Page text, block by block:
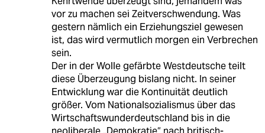
vor zu machen sei Zeitverschwendung. Was
gestern nämlich ein Erziehungsziel gewesen
ist, das wird vermutlich morgen ein Verbrechen
sein.
Der in der Wolle gefärbte Westdeutsche teilt
diese Überzeugung bislang nicht. In seiner
Entwicklung war die Kontinuität deutlich
größer. Vom Nationalsozialismus über das
Wirtschaftswunderdeutschland bis in die